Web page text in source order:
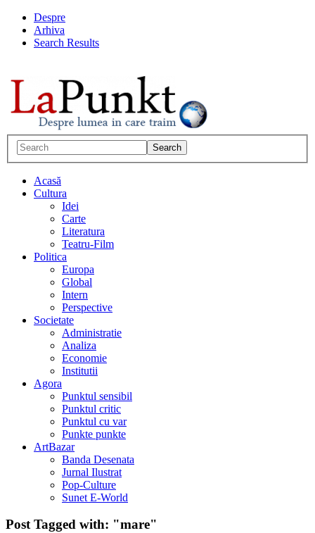
Despre
Arhiva
Search Results
Acasă
Cultura
Idei
Carte
Literatura
Teatru-Film
Politica
Europa
Global
Intern
Perspective
Societate
Administratie
Analiza
Economie
Institutii
Agora
Punktul sensibil
Punktul critic
Punktul cu var
Punkte punkte
ArtBazar
Banda Desenata
Jurnal Ilustrat
Pop-Culture
Sunet E-World
Post Tagged with: "mare"